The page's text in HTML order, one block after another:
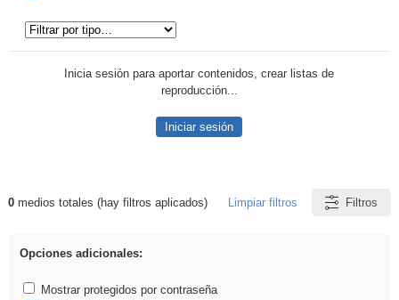
Inicia sesión para aportar contenidos, crear listas de
reproducción...
Iniciar sesión
Resultados de: flecha
0medios totales (hay filtros aplicados) Limpiar filtros Filtros
Opciones adicionales:
Mostrar protegidos por contraseña